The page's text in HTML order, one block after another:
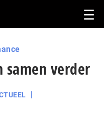
samen verder